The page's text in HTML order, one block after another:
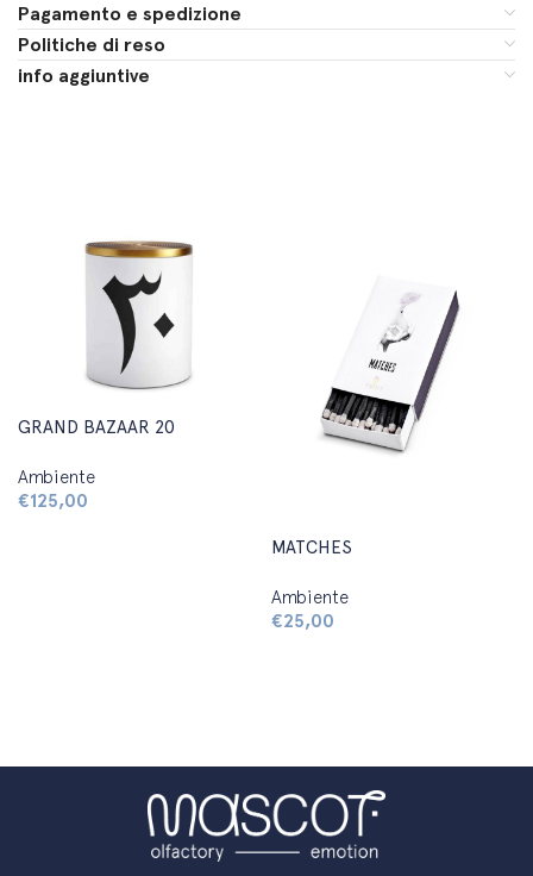
Pagamento e spedizione
Politiche di reso
info aggiuntive
GRAND BAZAAR 20
Ambiente
€125,00
MATCHES
Ambiente
€25,00